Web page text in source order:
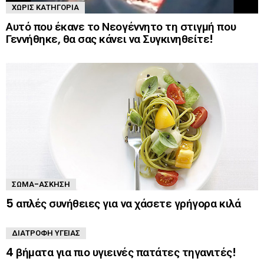
ΧΩΡΊΣ ΚΑΤΗΓΟΡΊΑ
Αυτό που έκανε το Νεογέννητο τη στιγμή που
Γεννήθηκε, θα σας κάνει να Συγκινηθείτε!
ΣΏΜΑ-ΆΣΚΗΣΗ
5 απλές συνήθειες για να χάσετε γρήγορα κιλά
ΔΙΑΤΡΟΦΉ ΥΓΕΊΑΣ
4 βήματα για πιο υγιεινές πατάτες τηγανιτές!